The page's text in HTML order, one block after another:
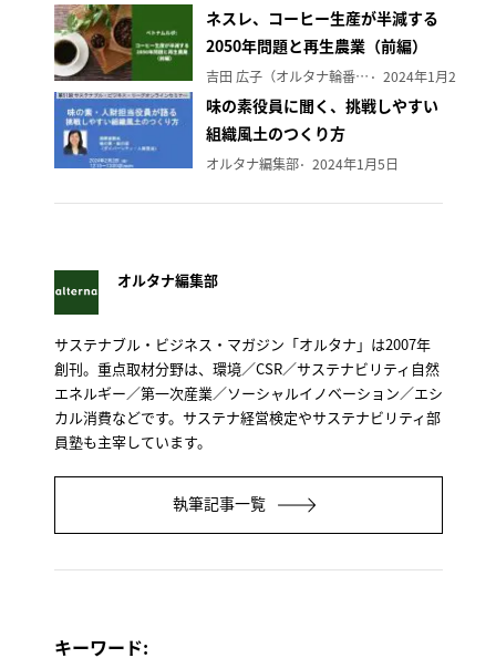
ネスレ、コーヒー生産が半減する
2050年問題と再生農業（前編）
吉田 広子（オルタナ輪番編集長） 2024年1月29日
味の素役員に聞く、挑戦しやすい
組織風土のつくり方
オルタナ編集部 2024年1月5日
オルタナ編集部
サステナブル・ビジネス・マガジン「オルタナ」は2007年
創刊。重点取材分野は、環境／CSR／サステナビリティ自然
エネルギー／第一次産業／ソーシャルイノベーション／エシ
カル消費などです。サステナ経営検定やサステナビリティ部
員塾も主宰しています。
執筆記事一覧
キーワード: